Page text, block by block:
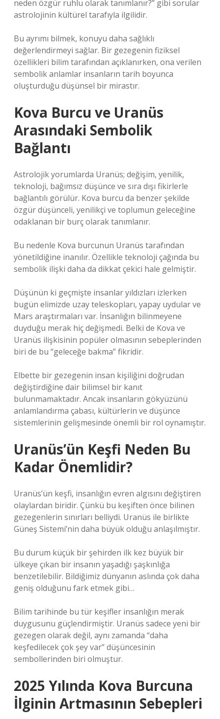
neden özgür ruhlu olarak tanımlanır?” gibi sorular
astrolojinin kültürel tarafıyla ilgilidir.
Bu ayrımı bilmek, konuyu daha sağlıklı
değerlendirmeyi sağlar. Bir gezegenin fiziksel
özellikleri bilim tarafından açıklanırken, ona verilen
sembolik anlamlar insanların tarih boyunca
oluşturduğu düşünsel bir mirastır.
Kova Burcu ve Uranüs
Arasındaki Sembolik
Bağlantı
Astrolojik yorumlarda Uranüs; değişim, yenilik,
teknoloji, bağımsız düşünce ve sıra dışı fikirlerle
bağlantılı görülür. Kova burcu da benzer şekilde
özgür düşünceli, yenilikçi ve toplumun geleceğine
odaklanan bir burç olarak tanımlanır.
Bu nedenle Kova burcunun Uranüs tarafından
yönetildiğine inanılır. Özellikle teknoloji çağında bu
sembolik ilişki daha da dikkat çekici hale gelmiştir.
Düşünün ki geçmişte insanlar yıldızları izlerken
bugün elimizde uzay teleskopları, yapay uydular ve
Mars araştırmaları var. İnsanlığın bilinmeyene
duyduğu merak hiç değişmedi. Belki de Kova ve
Uranüs ilişkisinin popüler olmasının sebeplerinden
biri de bu “geleceğe bakma” fikridir.
Elbette bir gezegenin insan kişiliğini doğrudan
değiştirdiğine dair bilimsel bir kanıt
bulunmamaktadır. Ancak insanların gökyüzünü
anlamlandırma çabası, kültürlerin ve düşünce
sistemlerinin gelişmesinde önemli bir rol oynamıştır.
Uranüs’ün Keşfi Neden Bu
Kadar Önemlidir?
Uranüs’ün keşfi, insanlığın evren algısını değiştiren
olaylardan biridir. Çünkü bu keşiften önce bilinen
gezegenlerin sınırları belliydi. Uranüs ile birlikte
Güneş Sistemi’nin daha büyük olduğu anlaşılmıştır.
Bu durum küçük bir şehirden ilk kez büyük bir
ülkeye çıkan bir insanın yaşadığı şaşkınlığa
benzetilebilir. Bildiğimiz dünyanın aslında çok daha
geniş olduğunu fark etmek gibi…
Bilim tarihinde bu tür keşifler insanlığın merak
duygusunu güçlendirmiştir. Uranüs sadece yeni bir
gezegen olarak değil, aynı zamanda “daha
keşfedilecek çok şey var” düşüncesinin
sembollerinden biri olmuştur.
2025 Yılında Kova Burcuna
İlginin Artmasının Sebepleri